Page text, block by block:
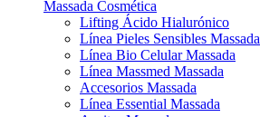
Massada Cosmética
Lifting Ácido Hialurónico
Línea Pieles Sensibles Massada
Línea Bio Celular Massada
Línea Massmed Massada
Accesorios Massada
Línea Essential Massada